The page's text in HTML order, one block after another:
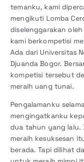
temanku, kami
mengikuti Lomba
diselenggarakan
kami berkompetisi
Ada dari Universitas
Djuanda Bogor.
kompetisi tersebut
meraih uang tunai.
Pengalamanku
mengingatkanku
dua tahun yang lalu.
meraih kesuksesan
berada. Tapi dilihat